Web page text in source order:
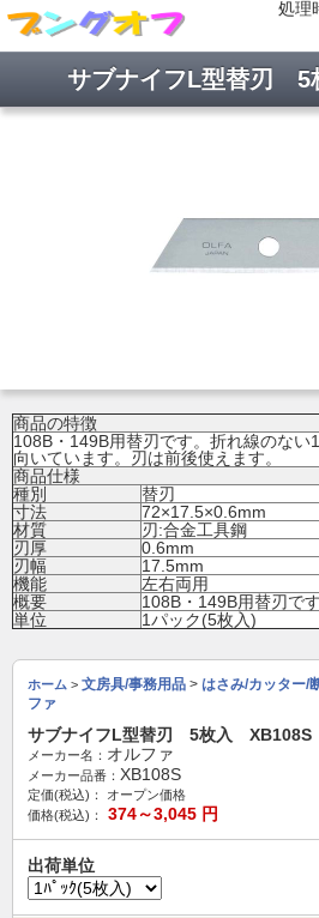
処理
サブナイフL型替刃
商品の特徴
108B・149B用替刃です。折れ線のない
向いています。刃は前後使えます。
商品仕様
種別
替刃
寸法
72×17.5×0.6mm
材質
刃:合金工具鋼
刃厚
0.6mm
刃幅
17.5mm
機能
左右両用
概要
108B・149B用替刃です
単位
1パック(5枚入)
ホーム > 文房具/事務用品 > はさみ/カッター/
ファ
サブナイフL型替刃 5枚入 XB108S
メーカー名： オルファ
メーカー品番： XB108S
定価(税込)：
オープン価格
価格(税込)：
374～3,045 円
出荷単位
処理時間: 0.019秒